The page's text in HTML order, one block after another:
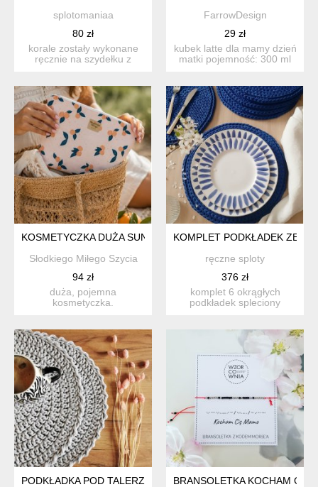
splotomaniaa
80 zł
korale zostały wykonane
ręcznie na szydełku z
FarrowDesign
29 zł
kubek latte dla mamy dzień
matki pojemność: 300 ml
KOSMETYCZKA DUŻA SUNNY TANGERINES
Słodkiego Miłego Szycia
94 zł
duża, pojemna
kosmetyczka.
KOMPLET PODKŁADEK ZE
ręczne sploty
376 zł
komplet 6 okrągłych
podkładek spleciony
PODKŁADKA POD TALERZ 37CMBRANSOLETKA KOCHAM CIĘ